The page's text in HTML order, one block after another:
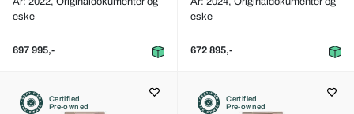
eske
697 995,-
eske
672 895,-
Certified
Pre-owned
Certified
Pre-owned